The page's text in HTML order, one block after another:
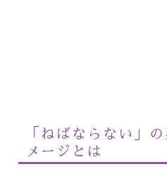
「ねばならない」
メージとは